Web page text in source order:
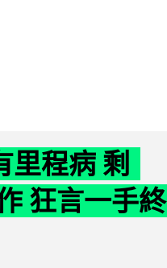
里程病 剩
狂言一手終